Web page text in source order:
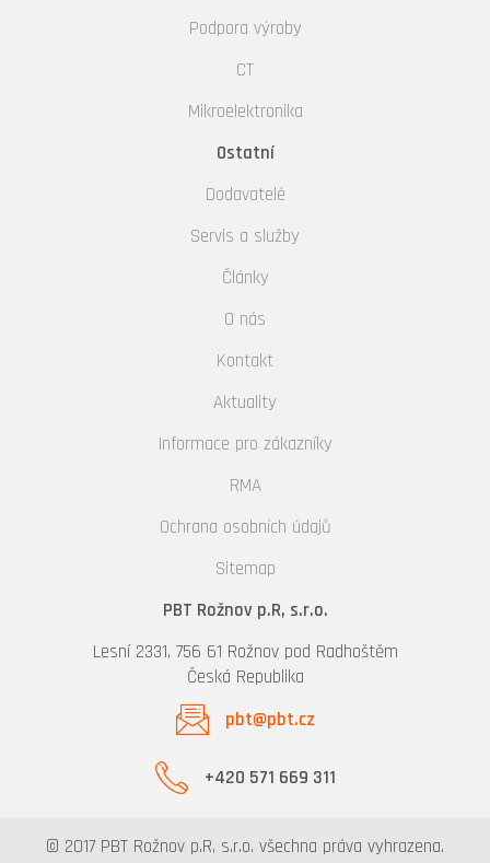
Podpora výroby
CT
Mikroelektronika
Ostatní
Dodavatelé
Servis a služby
Články
O nás
Kontakt
Aktuality
Informace pro zákazníky
RMA
Ochrana osobních údajů
Sitemap
PBT Rožnov p.R, s.r.o.
Lesní 2331, 756 61 Rožnov pod Radhoštěm
Česká Republika
pbt@pbt.cz
+420 571 669 311
© 2017 PBT Rožnov p.R, s.r.o. všechna práva vyhrazena.